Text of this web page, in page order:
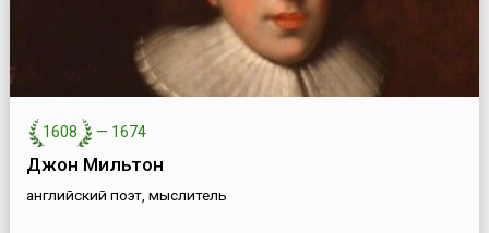
1608 — 1674
Джон Мильтон
английский поэт, мыслитель